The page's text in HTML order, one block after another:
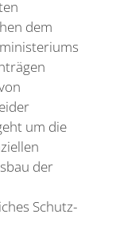
dem
um die
der
Schutz-